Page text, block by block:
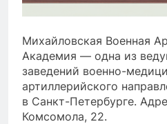
Михайловская Военная
Академия — одна из
заведений военно-
артиллерийского
в Санкт-Петербурге.
Комсомола, 22.